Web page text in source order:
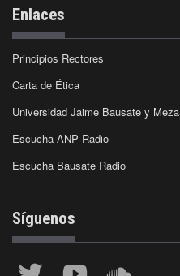
Enlaces
Principios Rectores
Carta de Ética
Universidad Jaime Bausate y Meza
Escucha ANP Radio
Escucha Bausate Radio
Síguenos